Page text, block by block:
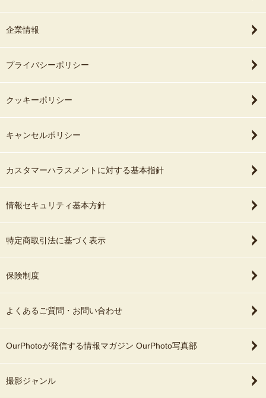
企業情報
プライバシーポリシー
クッキーポリシー
キャンセルポリシー
カスタマーハラスメントに対する基本指針
情報セキュリティ基本方針
特定商取引法に基づく表示
保険制度
よくあるご質問・お問い合わせ
OurPhotoが発信する情報マガジン OurPhoto写真部
撮影ジャンル